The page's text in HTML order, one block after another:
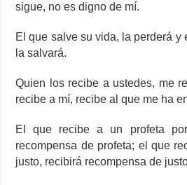
sigue, no es digno de mí.
El que salve su vida, la perderá y
la salvará.
Quien los recibe a ustedes, me
recibe a mí, recibe al que me ha
El que recibe a un profeta
recompensa de profeta; el que
justo, recibirá recompensa de